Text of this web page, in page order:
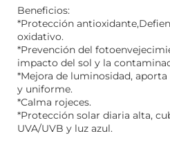
Beneficios:
*Protección
oxidativo.
*Prevención del
impacto del sol y la
*Mejora de luminosidad,
y uniforme.
*Calma rojeces.
*Protección solar diaria alta,
UVA/UVB y luz azul.